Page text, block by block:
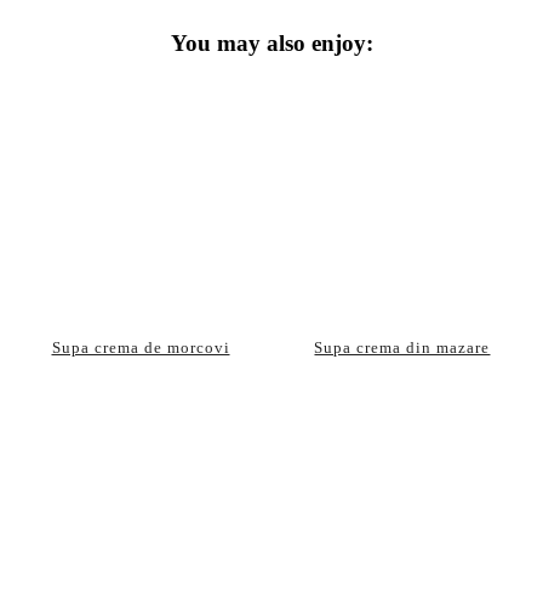
You may also enjoy:
Supa crema de morcovi Supa crema din mazare